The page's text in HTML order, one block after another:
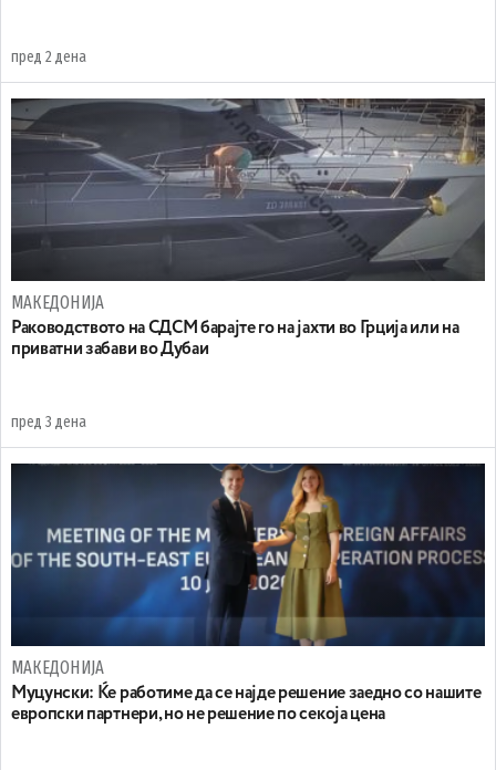
пред 2 дена
МАКЕДОНИЈА
Раководството на СДСМ барајте го на јахти во Грција или на
приватни забави во Дубаи
пред 3 дена
МАКЕДОНИЈА
Муцунски: Ќе работиме да се најде решение заедно со нашите
европски партнери, но не решение по секоја цена